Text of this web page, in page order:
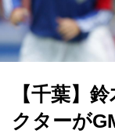
【千葉】
クターが